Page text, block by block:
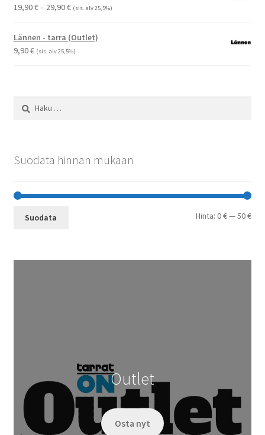
19,90€– 29,90€Hintaluokka:
-
29,90 €
(sis. alv 25,5%)
Lännen - tarra (Outlet)
9,90€ (sis. alv 25,5%)
Haku:
Suodata hinnan mukaan
Suodata Hinta:0 €—50 €
Outlet
Osta nyt